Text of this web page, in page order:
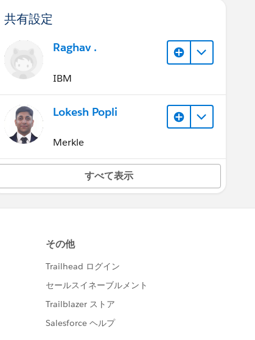
共有設定
Raghav .
IBM
Lokesh Popli
Merkle
すべて表示